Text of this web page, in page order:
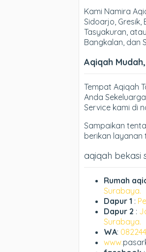
Kami Namira
Sidoarjo, Gresik,
Tasyakuran,
Bangkalan, dan
Aqiqah
Tempat Aqiqah
Anda
Service kami di
Sampaikan
berikan layanan
aqiqah bekasi
Rumah
Surabaya.
Dapur 1 :
Dapur 2 :
Surabaya.
WA:
www.